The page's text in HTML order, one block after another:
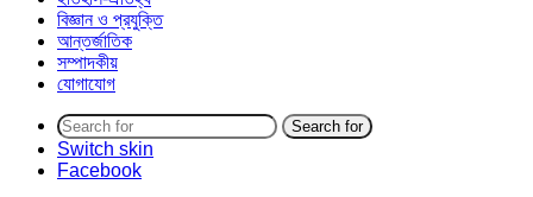
বিজ্ঞান ও প্রযুক্তি
আন্তর্জাতিক
সম্পাদকীয়
যোগাযোগ
Search for
Switch skin
Facebook